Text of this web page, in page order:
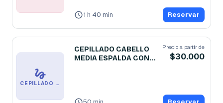
1 h 40 min Reservar
CEPILLADO CABELLO MEDIA ESPALDA CON SHAMPO
CEPILLADO CABELLO
MEDIA ESPALDA CON
Precio a partir de
$30.000